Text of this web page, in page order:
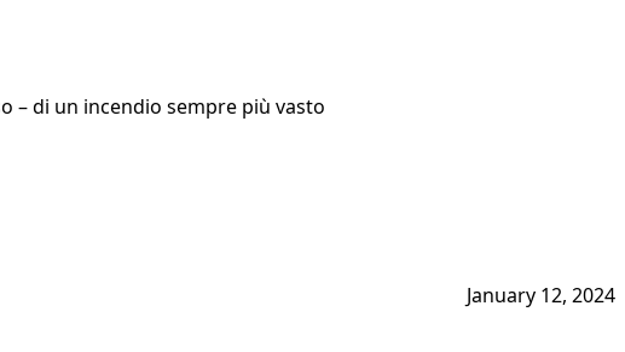
– di un incendio sempre più vasto
January 12, 2024